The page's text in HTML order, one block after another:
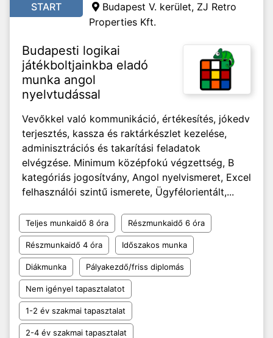
START
Budapest V. kerület, ZJ Retro
Properties Kft.
Budapesti logikai
játékboltjainkba eladó
munka angol
nyelvtudással
Vevőkkel való kommunikáció, értékesítés, jókedv
terjesztés, kassza és raktárkészlet kezelése,
adminisztrációs és takarítási feladatok
elvégzése. Minimum középfokú végzettség, B
kategóriás jogosítvány, Angol nyelvismeret, Excel
felhasználói szintű ismerete, Ügyfélorientált,...
Teljes munkaidő 8 óra Részmunkaidő 6 óra
Részmunkaidő 4 óra Időszakos munka
Diákmunka Pályakezdő/friss diplomás
Nem igényel tapasztalatot
1-2 év szakmai tapasztalat
2-4 év szakmai tapasztalat